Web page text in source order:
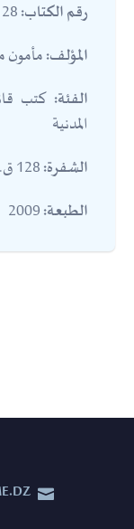
رقم الكتاب:
المؤلف:
الفئة: كتب
المدنية
الشفرة:
الطبعة:

